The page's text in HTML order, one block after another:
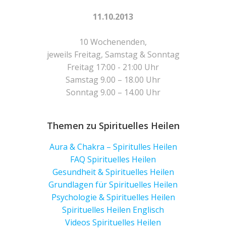
11.10.2013
10 Wochenenden,
jeweils Freitag, Samstag & Sonntag
Freitag 17:00 - 21:00 Uhr
Samstag 9.00 – 18.00 Uhr
Sonntag 9.00 – 14.00 Uhr
Themen zu Spirituelles Heilen
Aura & Chakra – Spiritulles Heilen
FAQ Spirituelles Heilen
Gesundheit & Spirituelles Heilen
Grundlagen für Spirituelles Heilen
Psychologie & Spirituelles Heilen
Spirituelles Heilen Englisch
Videos Spirituelles Heilen